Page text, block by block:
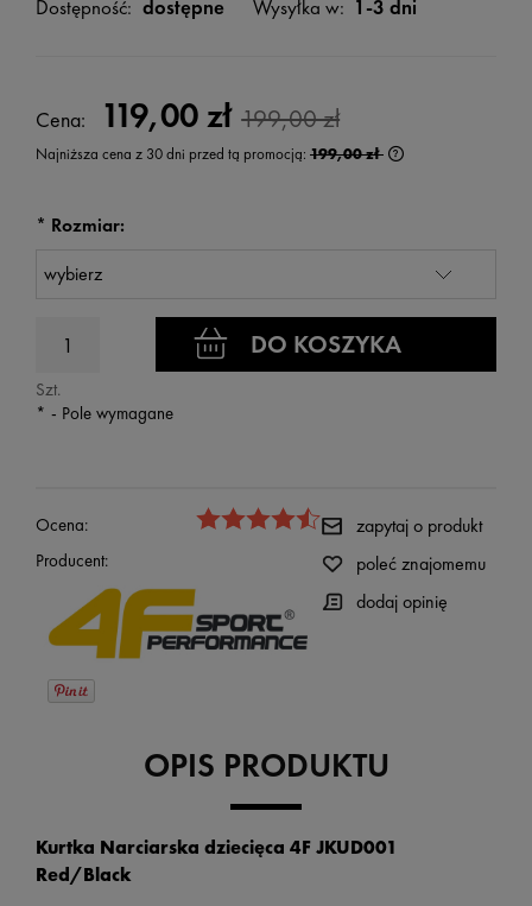
Dostępność: dostępne Wysyłka w: 1-3 dni
Cena: 119,00 zł 199,00 zł
Najniższa cena z 30 dni przed tą promocją: 199,00 zł
* Rozmiar:
Szt.
DO KOSZYKA
* - Pole wymagane
Ocena:
Producent:
zapytaj o produkt
poleć znajomemu
dodaj opinię
OPIS PRODUKTU
Kurtka Narciarska dziecięca 4F JKUD001
Red/Black